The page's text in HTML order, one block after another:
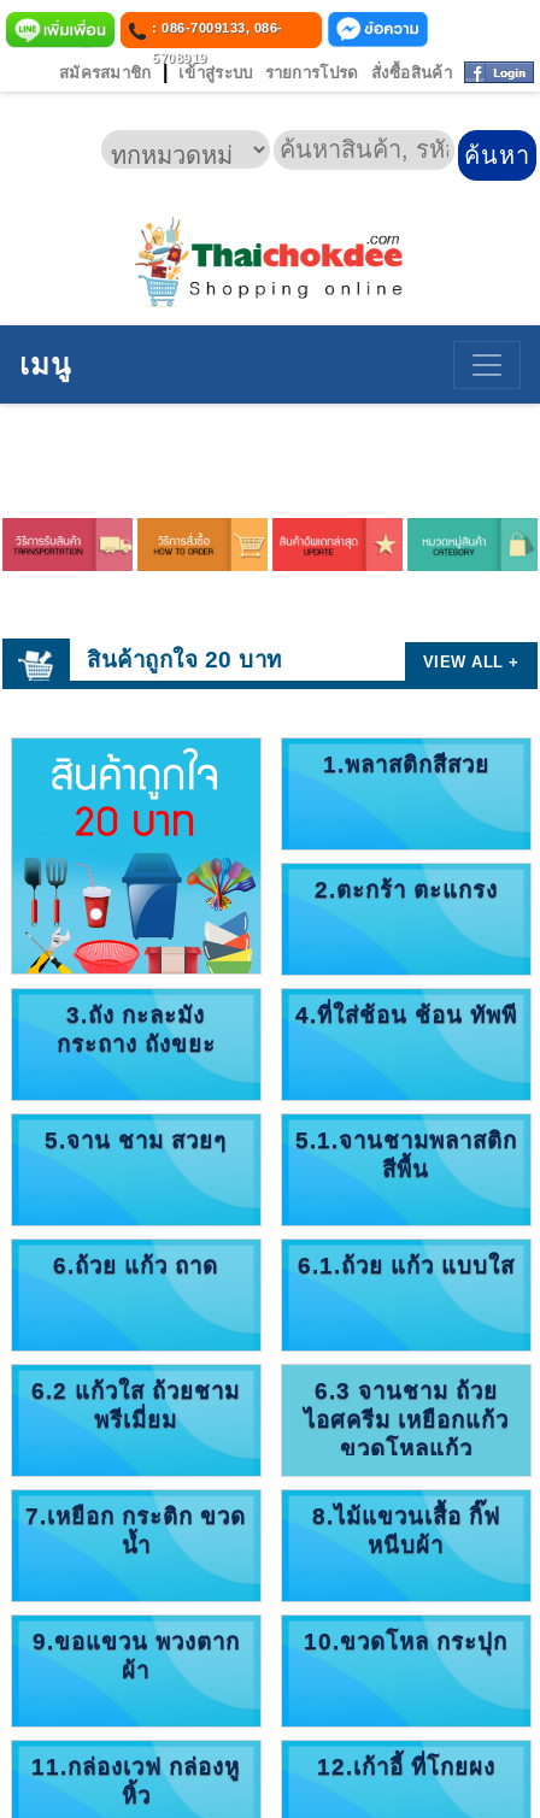
: 086-7009133, 086-
5708919
สมัครสมาชิก เข้าสู่ระบบ รายการโปรด สั่งซื้อสินค้า
เมนู
สินค้าถูกใจ 20 บาท VIEW ALL +
1.พลาสติกสีสวย
2.ตะกร้า ตะแกรง
3.ถัง กะละมัง
กระถาง ถังขยะ
4.ที่ใส่ช้อน ช้อน ทัพพี
5.จาน ชาม สวยๆ
5.1.จานชามพลาสติก
สีพื้น
6.ถ้วย แก้ว ถาด 6.1.ถ้วย แก้ว แบบใส
6.2 แก้วใส ถ้วยชาม
พรีเมี่ยม
6.3 จานชาม ถ้วย
ไอศครีม เหยือกแก้ว
ขวดโหลแก้ว
7.เหยือก กระติก ขวด
น้ำ
8.ไม้แขวนเสื้อ กิ๊ฟ
หนีบผ้า
9.ขอแขวน พวงตาก
ผ้า
10.ขวดโหล กระปุก
11.กล่องเวฟ กล่องหู
หิ้ว
12.เก้าอี้ ที่โกยผง